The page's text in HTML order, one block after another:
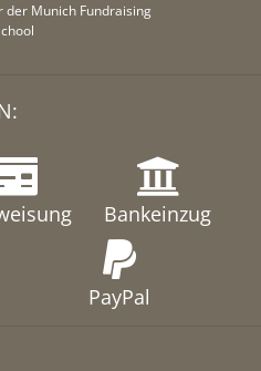
der Munich Fundraising
Bankeinzug
PayPal